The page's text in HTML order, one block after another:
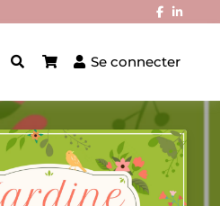
Se connecter